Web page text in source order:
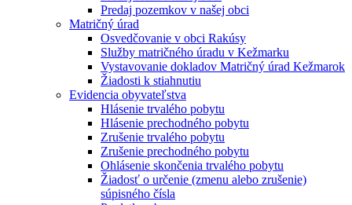
Predaj pozemkov v našej obci
Matričný úrad
Osvedčovanie v obci Rakúsy
Služby matričného úradu v Kežmarku
Vystavovanie dokladov Matričný úrad Kežmarok
Žiadosti k stiahnutiu
Evidencia obyvateľstva
Hlásenie trvalého pobytu
Hlásenie prechodného pobytu
Zrušenie trvalého pobytu
Zrušenie prechodného pobytu
Ohlásenie skončenia trvalého pobytu
Žiadosť o určenie (zmenu alebo zrušenie)
súpisného čísla